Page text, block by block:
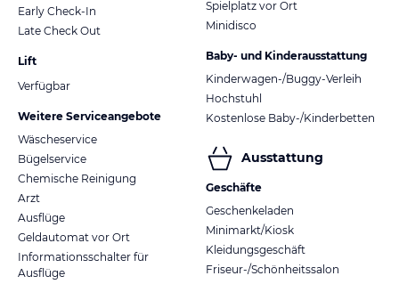
Early Check-In
Late Check Out
Lift
Verfügbar
Weitere Serviceangebote
Wäscheservice
Bügelservice
Chemische Reinigung
Arzt
Ausflüge
Geldautomat vor Ort
Informationsschalter für
Ausflüge
Spielplatz vor Ort
Minidisco
Baby- und Kinderausstattung
Kinderwagen-/Buggy-Verleih
Hochstuhl
Kostenlose Baby-/Kinderbetten
Ausstattung
Geschäfte
Geschenkeladen
Minimarkt/Kiosk
Kleidungsgeschäft
Friseur-/Schönheitssalon